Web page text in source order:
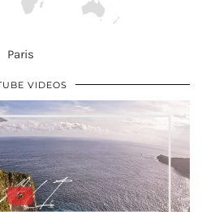
Paris
VIDEOS